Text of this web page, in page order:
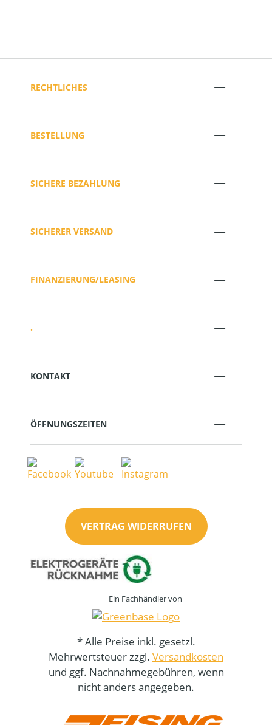
RECHTLICHES
BESTELLUNG
SICHERE BEZAHLUNG
SICHERER VERSAND
FINANZIERUNG/LEASING
.
KONTAKT
ÖFFNUNGSZEITEN
VERTRAG WIDERRUFEN
Ein Fachhändler von
* Alle Preise inkl. gesetzl.
Mehrwertsteuer zzgl. Versandkosten
und ggf. Nachnahmegebühren, wenn
nicht anders angegeben.